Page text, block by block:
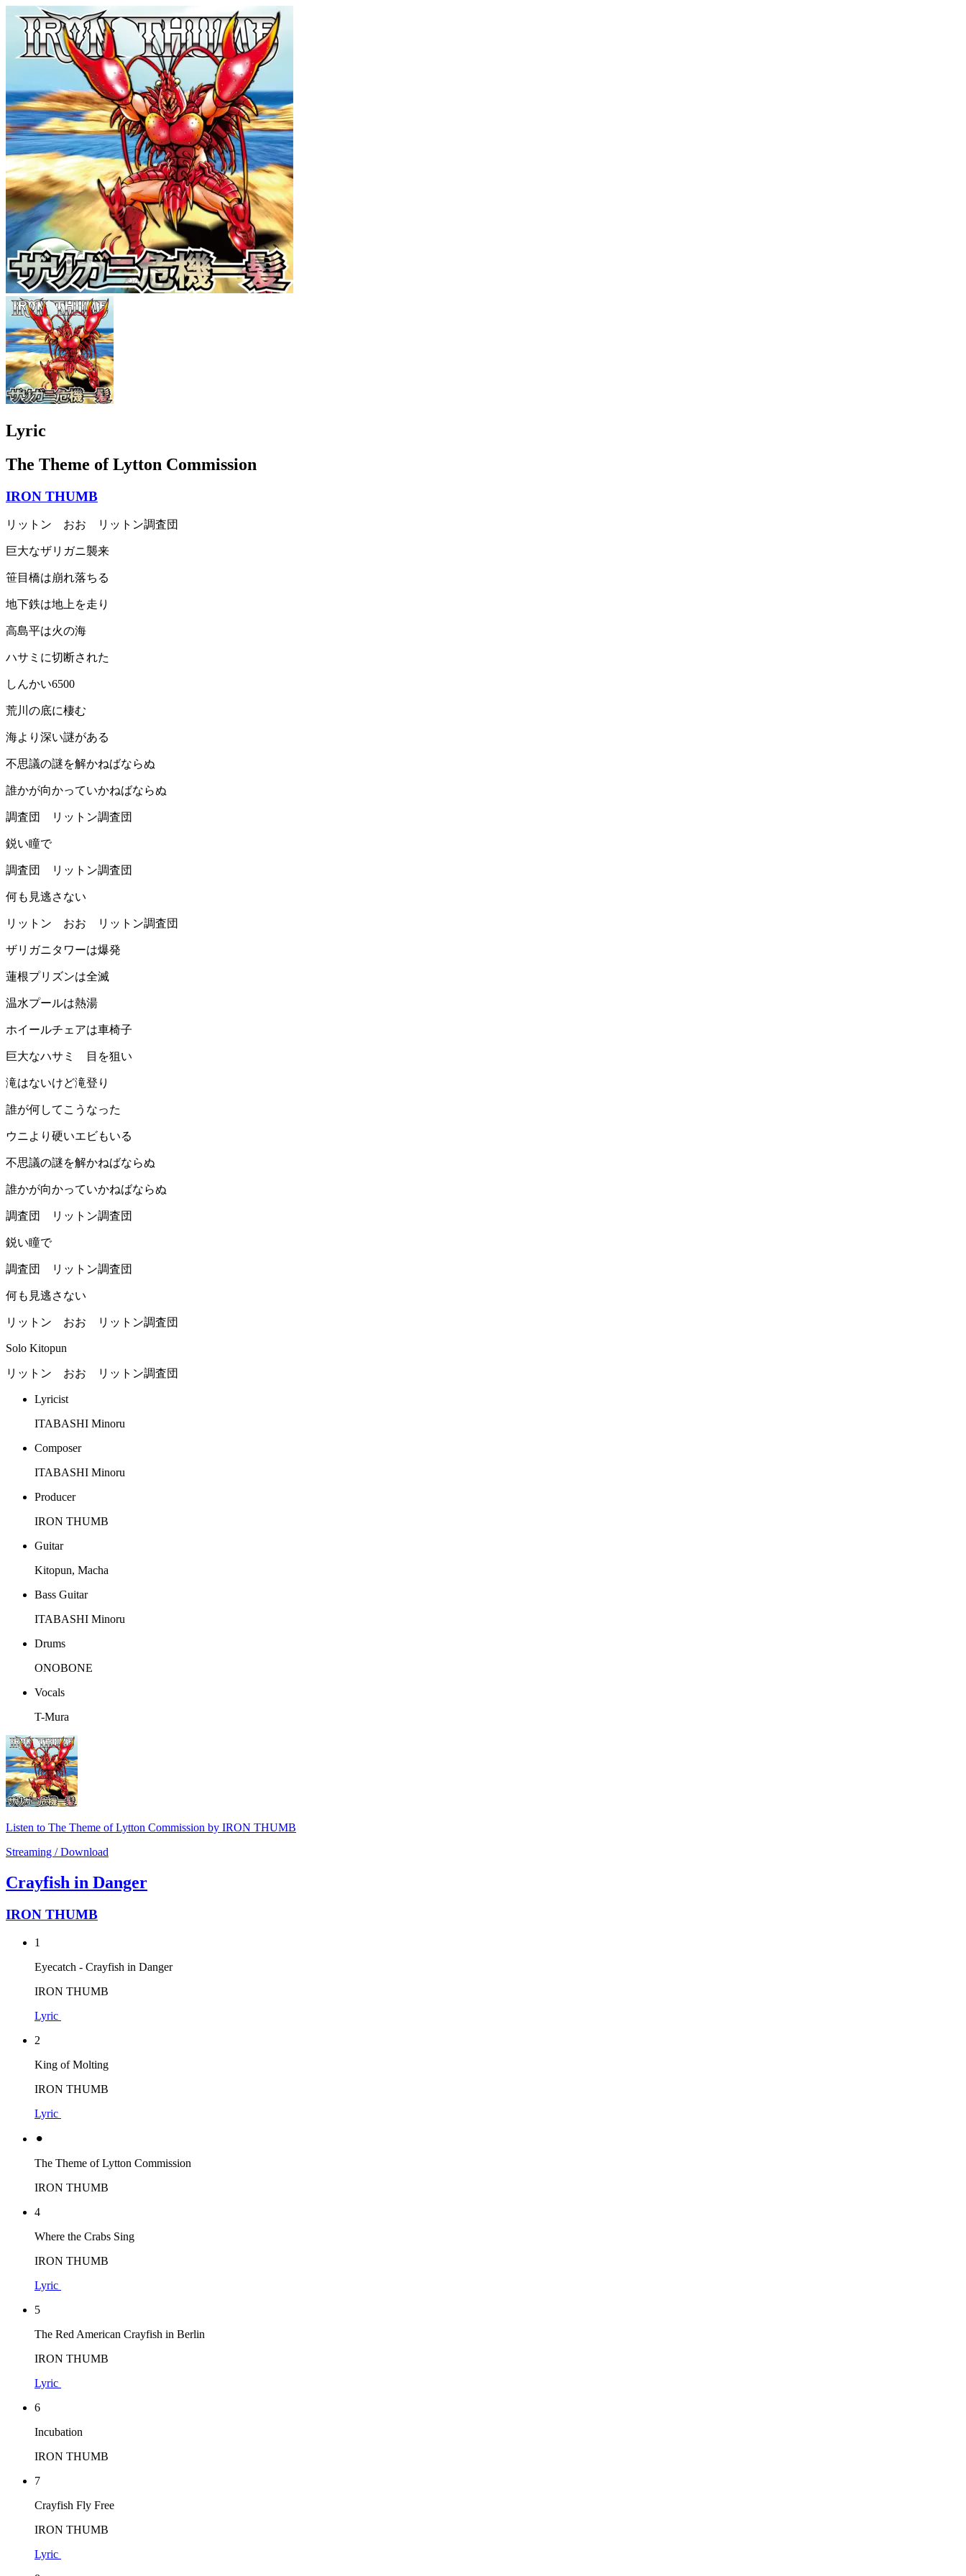
Lyric
The Theme of Lytton Commission
IRON THUMB
リットン おお リットン調査団
巨大なザリガニ襲来
笹目橋は崩れ落ちる
地下鉄は地上を走り
高島平は火の海
ハサミに切断された
しんかい6500
荒川の底に棲む
海より深い謎がある
不思議の謎を解かねばならぬ
誰かが向かっていかねばならぬ
調査団 リットン調査団
鋭い瞳で
調査団 リットン調査団
何も見逃さない
リットン おお リットン調査団
ザリガニタワーは爆発
蓮根プリズンは全滅
温水プールは熱湯
ホイールチェアは車椅子
巨大なハサミ 目を狙い
滝はないけど滝登り
誰が何してこうなった
ウニより硬いエビもいる
不思議の謎を解かねばならぬ
誰かが向かっていかねばならぬ
調査団 リットン調査団
鋭い瞳で
調査団 リットン調査団
何も見逃さない
リットン おお リットン調査団
Solo Kitopun
リットン おお リットン調査団
Lyricist
ITABASHI Minoru
Composer
ITABASHI Minoru
Producer
IRON THUMB
Guitar
Kitopun, Macha
Bass Guitar
ITABASHI Minoru
Drums
ONOBONE
Vocals
T-Mura
Listen to The Theme of Lytton Commission by IRON THUMB
Streaming / Download
Crayfish in Danger
IRON THUMB
1
Eyecatch - Crayfish in Danger
IRON THUMB
Lyric
2
King of Molting
IRON THUMB
Lyric
⚫︎
The Theme of Lytton Commission
IRON THUMB
4
Where the Crabs Sing
IRON THUMB
Lyric
5
The Red American Crayfish in Berlin
IRON THUMB
Lyric
6
Incubation
IRON THUMB
7
Crayfish Fly Free
IRON THUMB
Lyric